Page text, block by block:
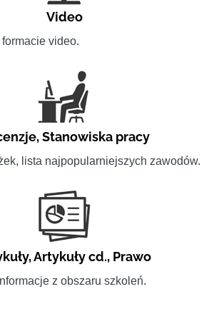
Video
video.
,Stanowiska pracy
lista najpopularniejszych zawodów.
,Artykuły cd., Prawo
z obszaru szkoleń.